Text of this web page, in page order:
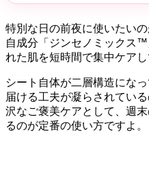
特別な日の前夜に使いたいの
自成分「ジンセノミックス
れた肌を短時間で集中ケアし
シート自体が二層構造にな
届ける工夫が凝らされてい
沢なご褒美ケアとして、週
るのが定番の使い方ですよ。